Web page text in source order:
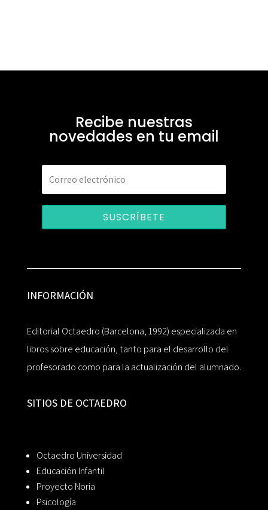
Recibe nuestras
novedades en tu email
SUSCRÍBETE
INFORMACIÓN
Editorial Octaedro (Barcelona, 1992) especializada en
libros sobre educación, tanto para el desarrollo del
profesorado como para la actualización del alumnado.
SITIOS DE OCTAEDRO
Octaedro Universidad
Educación Infantil
Proyecto Noria
Psicología